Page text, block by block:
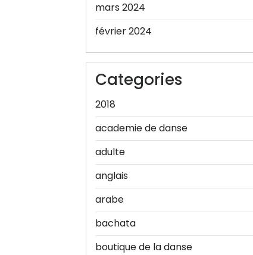
mars 2024
février 2024
Categories
2018
academie de danse
adulte
anglais
arabe
bachata
boutique de la danse